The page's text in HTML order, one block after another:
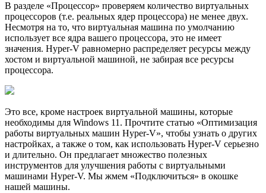
В разделе «Процессор» проверяем количество виртуальных
процессоров (т.е. реальных ядер процессора) не менее двух.
Несмотря на то, что виртуальная машина по умолчанию
использует все ядра вашего процессора, это не имеет
значения. Hyper-V равномерно распределяет ресурсы между
хостом и виртуальной машиной, не забирая все ресурсы
процессора.
Это все, кроме наcтроек виртуальной машины, которые
необходимы для Windows 11. Прочтите статью «Оптимизация
работы виртуальных машин Hyper-V», чтобы узнать о других
настройках, а также о том, как использовать Hyper-V серьезно
и длительно. Он предлагает множество полезных
инструментов для улучшения работы с виртуальными
машинами Hyper-V. Мы жмем «Подключиться» в окошке
нашей машины.